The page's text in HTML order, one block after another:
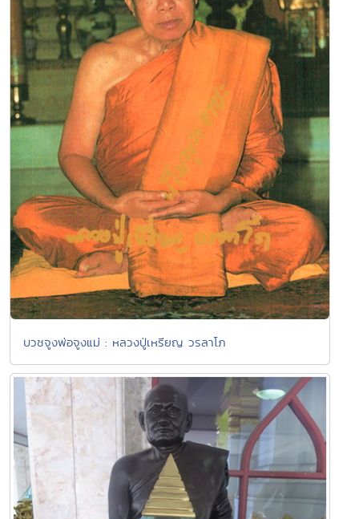
บวชจูงพ่อจูงแม่ : หลวงปู่เหรียญ วรลาโภ